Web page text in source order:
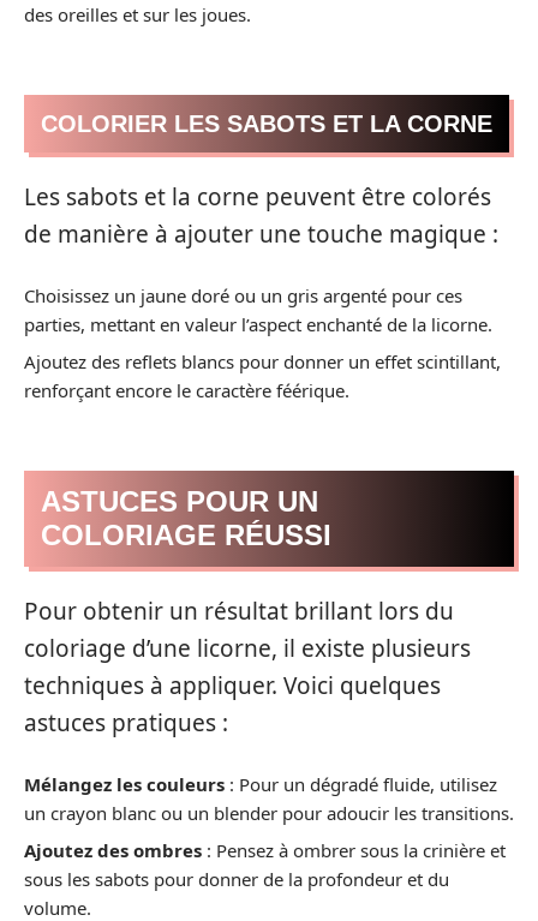
des oreilles et sur les joues.
COLORIER LES SABOTS ET LA CORNE
Les sabots et la corne peuvent être colorés
de manière à ajouter une touche magique :
Choisissez un jaune doré ou un gris argenté pour ces
parties, mettant en valeur l’aspect enchanté de la licorne.
Ajoutez des reflets blancs pour donner un effet scintillant,
renforçant encore le caractère féérique.
ASTUCES POUR UN
COLORIAGE RÉUSSI
Pour obtenir un résultat brillant lors du
coloriage d’une licorne, il existe plusieurs
techniques à appliquer. Voici quelques
astuces pratiques :
Mélangez les couleurs : Pour un dégradé fluide, utilisez
un crayon blanc ou un blender pour adoucir les transitions.
Ajoutez des ombres : Pensez à ombrer sous la crinière et
sous les sabots pour donner de la profondeur et du
volume.